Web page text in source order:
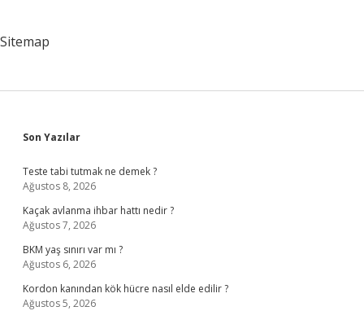
Sitemap
Sidebar
Son Yazılar
Teste tabi tutmak ne demek ?
Ağustos 8, 2026
Kaçak avlanma ihbar hattı nedir ?
Ağustos 7, 2026
BKM yaş sınırı var mı ?
Ağustos 6, 2026
Kordon kanından kök hücre nasıl elde edilir ?
Ağustos 5, 2026